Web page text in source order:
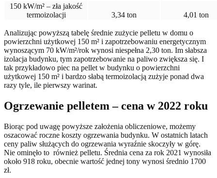
150 kW/m² – zła jakość
termoizolacji
3,34 ton 4,01 ton
Analizując powyższą tabelę średnie zużycie pelletu w domu o
powierzchni użytkowej 150 m² i zapotrzebowaniu energetycznym
wynoszącym 70 kW/m²/rok wynosi niespełna 2,30 ton. Im słabsza
izolacja budynku, tym zapotrzebowanie na paliwo zwiększa się. I
tak przykładowo piec na pellet w budynku o powierzchni
użytkowej 150 m² i bardzo słabą termoizolacją zużyje ponad dwa
razy tyle, ile pierwszy warinat.
Ogrzewanie pelletem – cena w 2022 roku
Biorąc pod uwagę powyższe założenia obliczeniowe, możemy
oszacować roczne koszty ogrzewania budynku. W ostatnich latach
ceny paliw służących do ogrzewania wyraźnie skoczyły w górę.
Nie ominęło to również pelletu. Średnia cena za rok 2021 wynosiła
około 918 roku, obecnie wartość jednej tony wynosi średnio 1700
zł.